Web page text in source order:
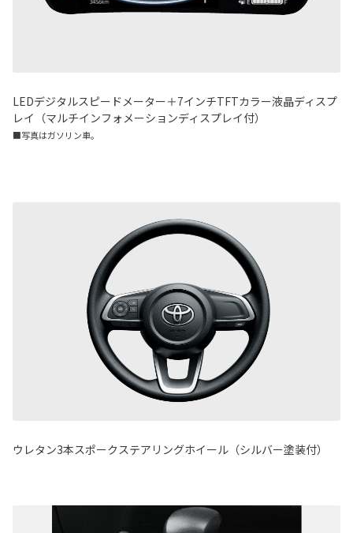
LEDデジタルスピードメーター＋7インチTFTカラー液晶ディスプ
レイ（マルチインフォメーションディスプレイ付）
■写真はガソリン車。
ウレタン3本スポークステアリングホイール（シルバー塗装付）